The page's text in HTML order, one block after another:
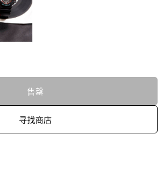
售罄
寻找商店